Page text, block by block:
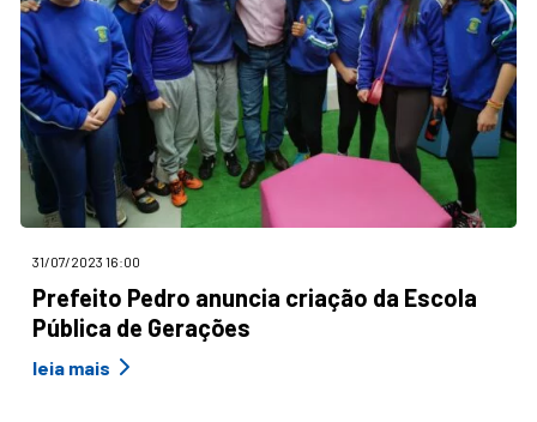
31/07/2023 16:00
Prefeito Pedro anuncia criação da Escola
Pública de Gerações
leia mais